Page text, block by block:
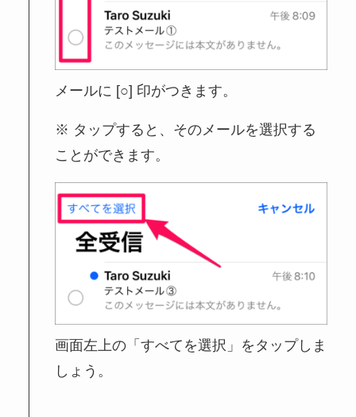
メールに [○] 印がつきます。
タップすると、そのメールを選択する
ことができます。
画面左上の「すべてを選択」をタップしま
しょう。